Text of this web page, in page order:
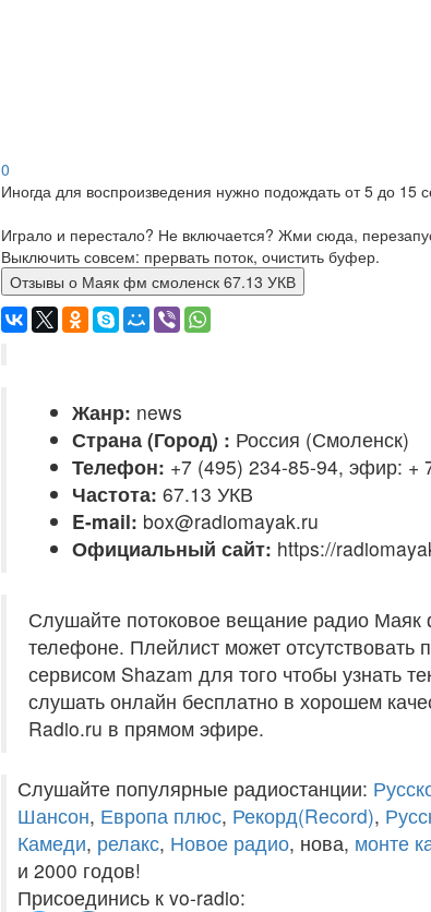
0
Иногда для воспроизведения нужно подождать от 5 до 15
Играло и перестало? Не включается? Жми сюда,
Выключить совсем: прервать поток, очистить буфер.
Отзывы о Маяк фм смоленск 67.13 УКВ
Жанр: news
Страна (Город) : Россия (Смоленск)
Телефон: +7 (495) 234-85-94, эфир: +
Частота: 67.13 УКВ
E-mail: box@radiomayak.ru
Официальный сайт: https://
Слушайте потоковое вещание радио
телефоне. Плейлист может отсутствовать
сервисом Shazam для того чтобы узнать
слушать онлайн бесплатно в хорошем
Radio.ru в прямом эфире.
Слушайте популярные радиостанции:
Шансон, Европа плюс, Рекорд(Record),
Камеди, релакс, Новое радио, нова, монте
и 2000 годов!
Присоединись к vo-radio: